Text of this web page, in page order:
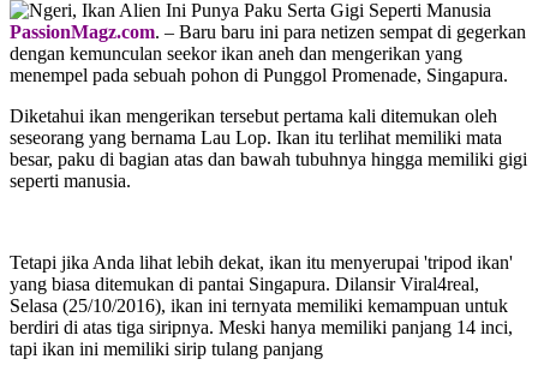
PassionMagz.com. – Baru baru ini para netizen sempat di gegerkan
dengan kemunculan seekor ikan aneh dan mengerikan yang
menempel pada sebuah pohon di Punggol Promenade, Singapura.
Diketahui ikan mengerikan tersebut pertama kali ditemukan oleh
seseorang yang bernama Lau Lop. Ikan itu terlihat memiliki mata
besar, paku di bagian atas dan bawah tubuhnya hingga memiliki gigi
seperti manusia.
Tetapi jika Anda lihat lebih dekat, ikan itu menyerupai 'tripod ikan'
yang biasa ditemukan di pantai Singapura. Dilansir Viral4real,
Selasa (25/10/2016), ikan ini ternyata memiliki kemampuan untuk
berdiri di atas tiga siripnya. Meski hanya memiliki panjang 14 inci,
tapi ikan ini memiliki sirip tulang panjang